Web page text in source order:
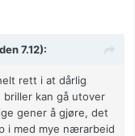
7.12):
rett i at dårlig
kan gå utover
gener å gjøre, det
i med mye nærarbeid